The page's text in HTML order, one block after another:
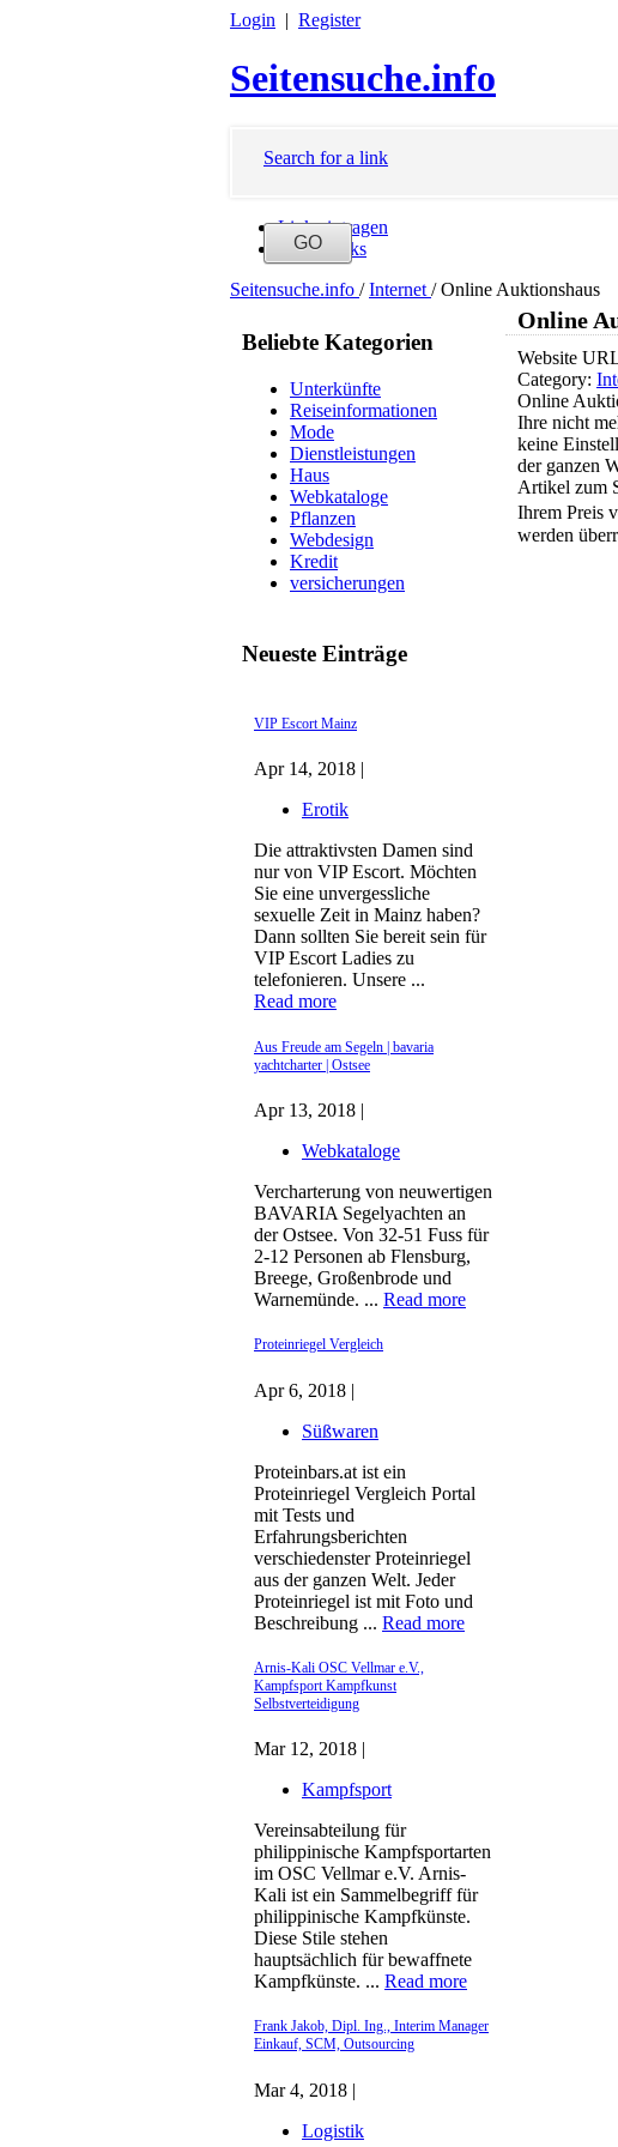
Login | Register
Seitensuche.info
Search for a link
Link eintragen
Neue Links
Seitensuche.info / Internet/ Online Auktionshaus
Beliebte Kategorien
Unterkünfte
Reiseinformationen
Mode
Dienstleistungen
Haus
Webkataloge
Pflanzen
Webdesign
Kredit
versicherungen
Neueste Einträge
VIP Escort Mainz
Apr 14, 2018 |
Erotik
Die attraktivsten Damen sind
nur von VIP Escort. Möchten
Sie eine unvergessliche
sexuelle Zeit in Mainz haben?
Dann sollten Sie bereit sein für
VIP Escort Ladies zu
telefonieren. Unsere ...
Read more
Aus Freude am Segeln | bavaria
yachtcharter | Ostsee
Apr 13, 2018 |
Webkataloge
Vercharterung von neuwertigen
BAVARIA Segelyachten an
der Ostsee. Von 32-51 Fuss für
2-12 Personen ab Flensburg,
Breege, Großenbrode und
Warnemünde. ... Read more
Proteinriegel Vergleich
Apr 6, 2018 |
Süßwaren
Proteinbars.at ist ein
Proteinriegel Vergleich Portal
mit Tests und
Erfahrungsberichten
verschiedenster Proteinriegel
aus der ganzen Welt. Jeder
Proteinriegel ist mit Foto und
Beschreibung ... Read more
Arnis-Kali OSC Vellmar e.V.,
Kampfsport Kampfkunst
Selbstverteidigung
Mar 12, 2018 |
Kampfsport
Vereinsabteilung für
philippinische Kampfsportarten
im OSC Vellmar e.V. Arnis-
Kali ist ein Sammelbegriff für
philippinische Kampfkünste.
Diese Stile stehen
hauptsächlich für bewaffnete
Kampfkünste. ... Read more
Frank Jakob, Dipl. Ing., Interim Manager
Einkauf, SCM, Outsourcing
Mar 4, 2018 |
Logistik
Online
Website
Category:
Online
Ihre nicht
keine
der ganzen
Artikel zum
Ihrem Preis
werden